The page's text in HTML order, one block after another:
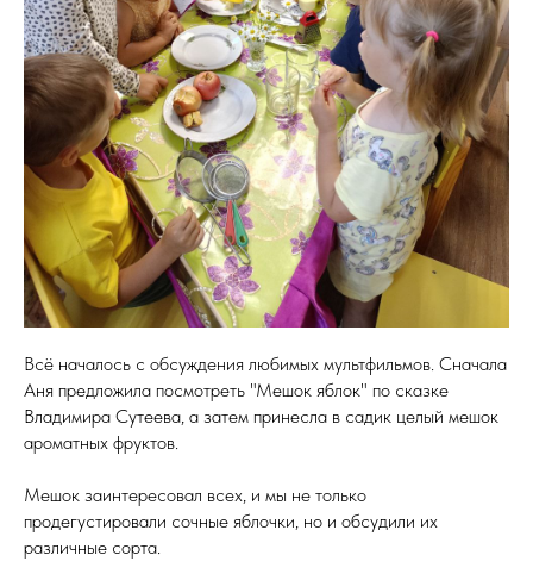
Всё началось с обсуждения любимых мультфильмов. Сначала
Аня предложила посмотреть "Мешок яблок" по сказке
Владимира Сутеева, а затем принесла в садик целый мешок
ароматных фруктов.
Мешок заинтересовал всех, и мы не только
продегустировали сочные яблочки, но и обсудили их
различные сорта.